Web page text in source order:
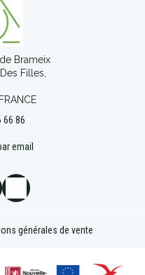
Brameix
Filles,
66 86
email
générales de vente